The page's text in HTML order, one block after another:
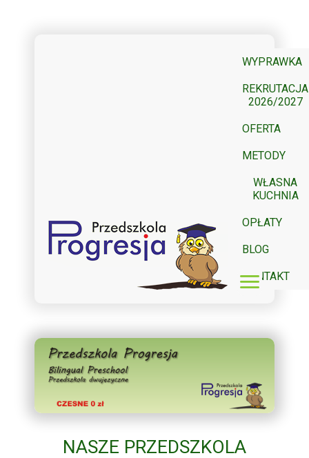
WYPRAWKA
REKRUTACJA
2026/2027
OFERTA
METODY
WŁASNA
KUCHNIA
OPŁATY
BLOG
KONTAKT
menu
NASZE PRZEDSZKOLA